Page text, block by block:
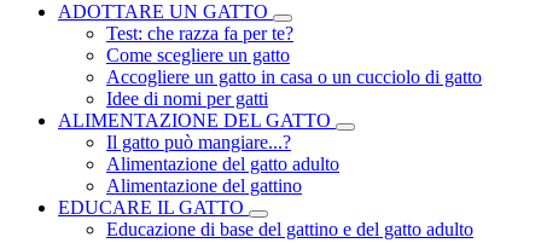
ADOTTARE UN GATTO
Test: che razza fa per te?
Come scegliere un gatto
Accogliere un gatto in casa o un cucciolo di gatto
Idee di nomi per gatti
ALIMENTAZIONE DEL GATTO
Il gatto può mangiare...?
Alimentazione del gatto adulto
Alimentazione del gattino
EDUCARE IL GATTO
Educazione di base del gattino e del gatto adulto